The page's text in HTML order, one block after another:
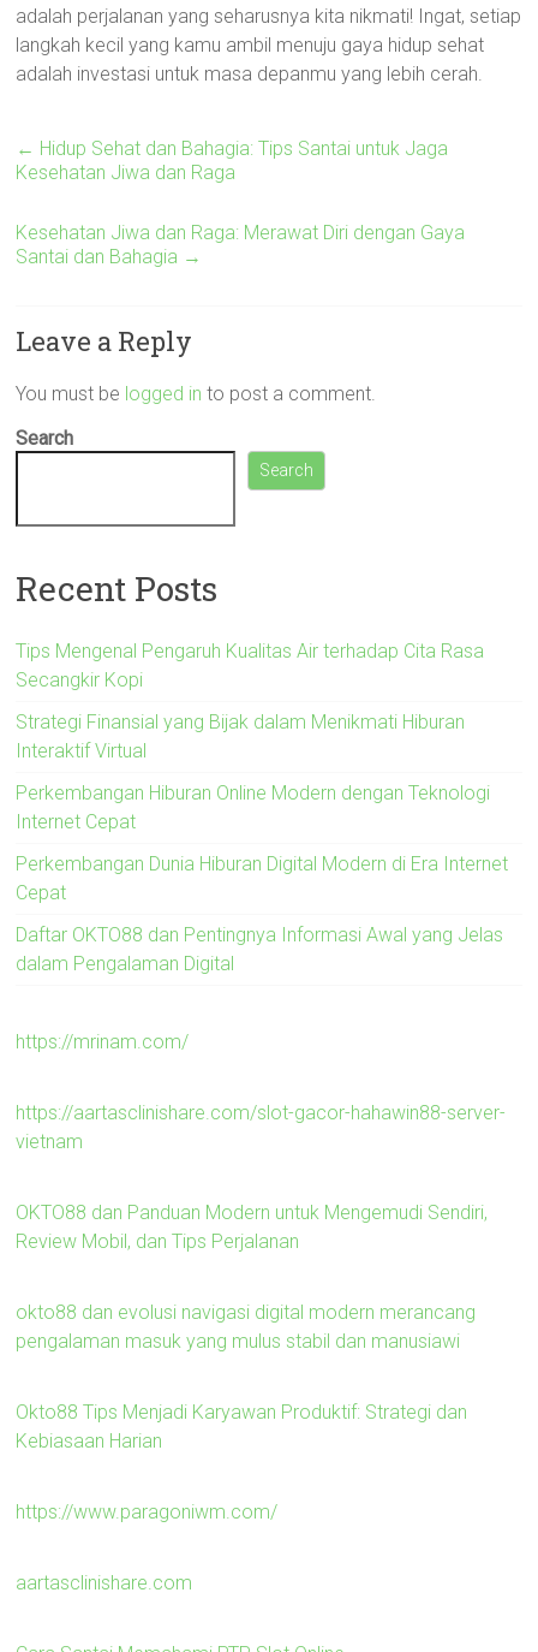
adalah perjalanan yang seharusnya kita nikmati! Ingat, setiap
langkah kecil yang kamu ambil menuju gaya hidup sehat
adalah investasi untuk masa depanmu yang lebih cerah.
← Hidup Sehat dan Bahagia: Tips Santai untuk Jaga
Kesehatan Jiwa dan Raga
Kesehatan Jiwa dan Raga: Merawat Diri dengan Gaya
Santai dan Bahagia →
Leave a Reply
You must be logged in to post a comment.
Search
Search
Recent Posts
Tips Mengenal Pengaruh Kualitas Air terhadap Cita Rasa
Secangkir Kopi
Strategi Finansial yang Bijak dalam Menikmati Hiburan
Interaktif Virtual
Perkembangan Hiburan Online Modern dengan Teknologi
Internet Cepat
Perkembangan Dunia Hiburan Digital Modern di Era Internet
Cepat
Daftar OKTO88 dan Pentingnya Informasi Awal yang Jelas
dalam Pengalaman Digital
https://mrinam.com/
https://aartasclinishare.com/slot-gacor-hahawin88-server-
vietnam
OKTO88 dan Panduan Modern untuk Mengemudi Sendiri,
Review Mobil, dan Tips Perjalanan
okto88 dan evolusi navigasi digital modern merancang
pengalaman masuk yang mulus stabil dan manusiawi
Okto88 Tips Menjadi Karyawan Produktif: Strategi dan
Kebiasaan Harian
https://www.paragoniwm.com/
aartasclinishare.com